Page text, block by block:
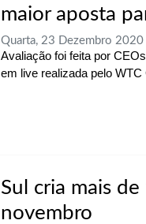
maior aposta
Quarta, 23 Dezembro 2020
Avaliação foi feita por
em live realizada pelo WTC
Sul cria mais
novembro